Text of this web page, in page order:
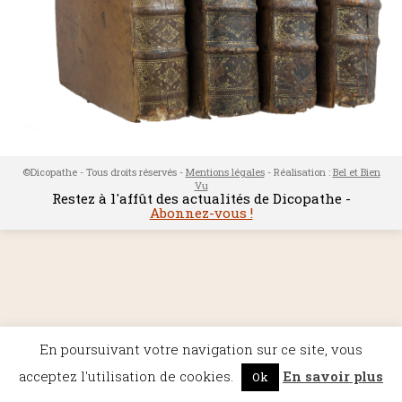
©Dicopathe - Tous droits réservés - Mentions légales- Réalisation : Bel et Bien
Vu
Restez à l'affût des actualités de Dicopathe -
Abonnez-vous !
En poursuivant votre navigation sur ce site, vous
acceptez l'utilisation de cookies.
Ok En savoir plus